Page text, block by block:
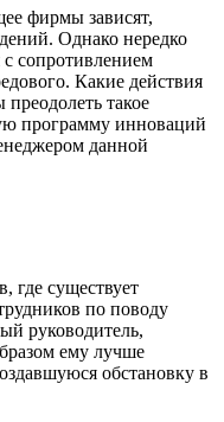
фирмы зависят,
Однако нередко
с сопротивлением
Какие действия
такое
программу инноваций
данной
где существует
по поводу
руководитель,
ему лучше
обстановку в